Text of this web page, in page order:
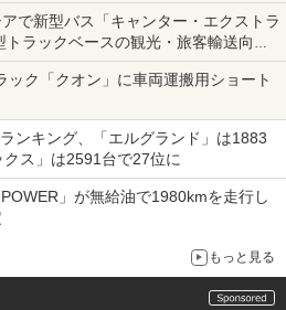
で新型バス「キャンター・エクストラ
ラックベースの観光・旅客輸送向け
ック「クオン」に車両運搬用ショート
ンキング、「エルグランド」は1883
ス」は2591台で27位に
」が無給油で1980kmを走行し
もっと見る